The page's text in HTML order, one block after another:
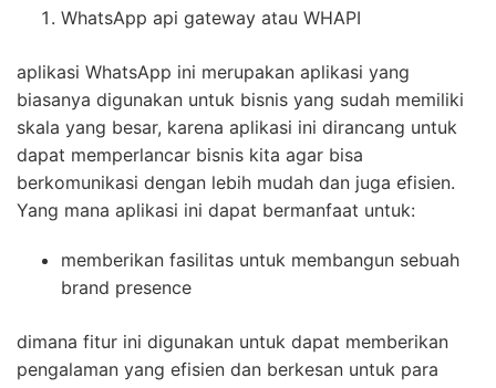
WhatsApp api gateway atau WHAPI
aplikasi WhatsApp ini merupakan aplikasi yang
biasanya digunakan untuk bisnis yang sudah memiliki
skala yang besar, karena aplikasi ini dirancang untuk
dapat memperlancar bisnis kita agar bisa
berkomunikasi dengan lebih mudah dan juga efisien.
Yang mana aplikasi ini dapat bermanfaat untuk:
memberikan fasilitas untuk membangun sebuah
brand presence
dimana fitur ini digunakan untuk dapat memberikan
pengalaman yang efisien dan berkesan untuk para